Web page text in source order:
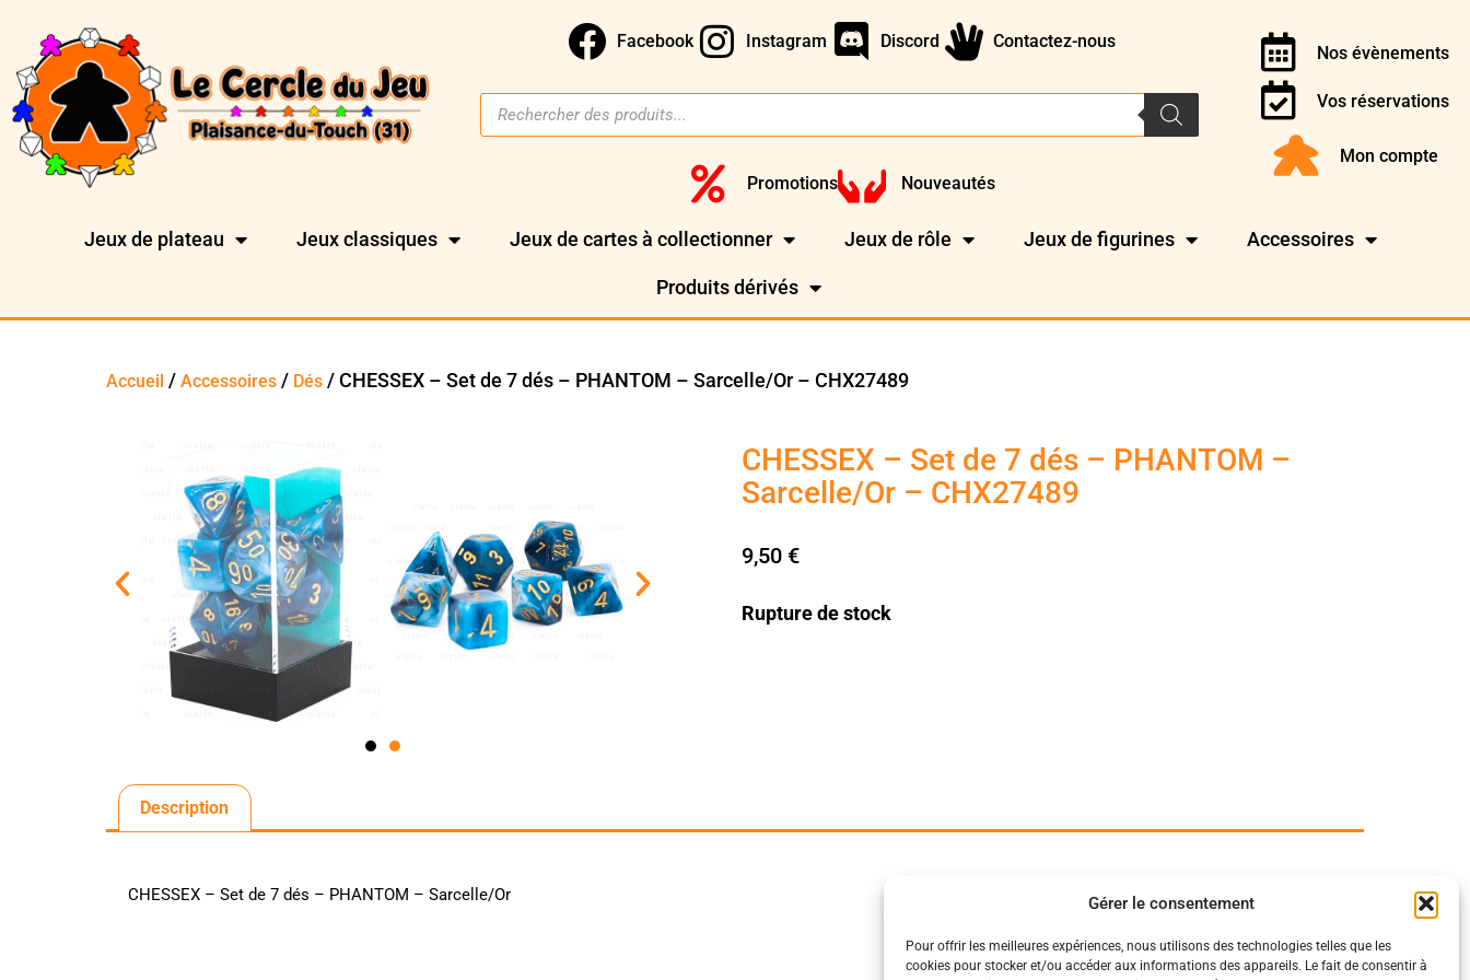
Gérer le consentement
Pour offrir les meilleures expériences, nous utilisons des technologies telles que les
cookies pour stocker et/ou accéder aux informations des appareils. Le fait de consentir à
Facebook Instagram Discord Contactez-nous
Promotions Nouveautés
Nos évènements
Vos réservations
Mon compte
Jeux de plateau Jeux classiques Jeux de cartes à collectionner Jeux de rôle Jeux de figurines Accessoires
Produits dérivés
Accueil /Accessoires / Dés / CHESSEX – Set de 7 dés – PHANTOM – Sarcelle/Or – CHX27489
CHESSEX – Set de 7 dés – PHANTOM –
Sarcelle/Or – CHX27489
9,50 €
Rupture de stock
Description
CHESSEX – Set de 7 dés – PHANTOM – Sarcelle/Or